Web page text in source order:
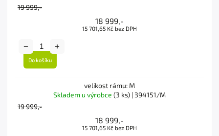
19 999,-
18 999,-
15 701,65 Kč bez DPH
Do košíku
velikost rámu: M
Skladem u výrobce (3 ks) | 394151/M
19 999,-
18 999,-
15 701,65 Kč bez DPH